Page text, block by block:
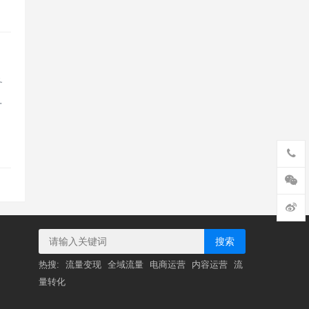
搜索
热搜: 流量变现 全域流量 电商运营 内容运营 流
量转化